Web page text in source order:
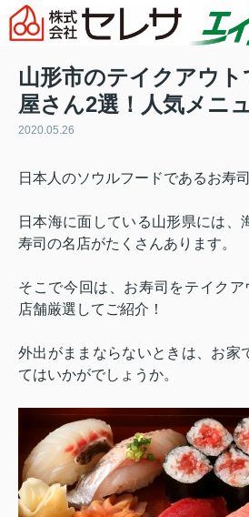
山形市のテイクアウト
屋さん2選！人気メニ
2020.05.26
日本人のソウルフードであるお寿司
日本海に面している山形県には、
寿司の名店がたくさんあります。
そこで今回は、お寿司をテイク
店舗厳選してご紹介！
外出がままならないときは、お家
てはいかがでしょうか。